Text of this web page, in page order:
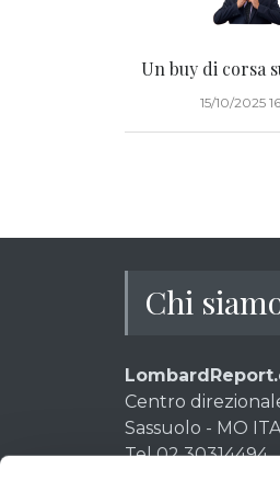
Un buy di corsa
15/10/2025
Chi
Centro
Sassuolo - MO
Tel 02 30314494